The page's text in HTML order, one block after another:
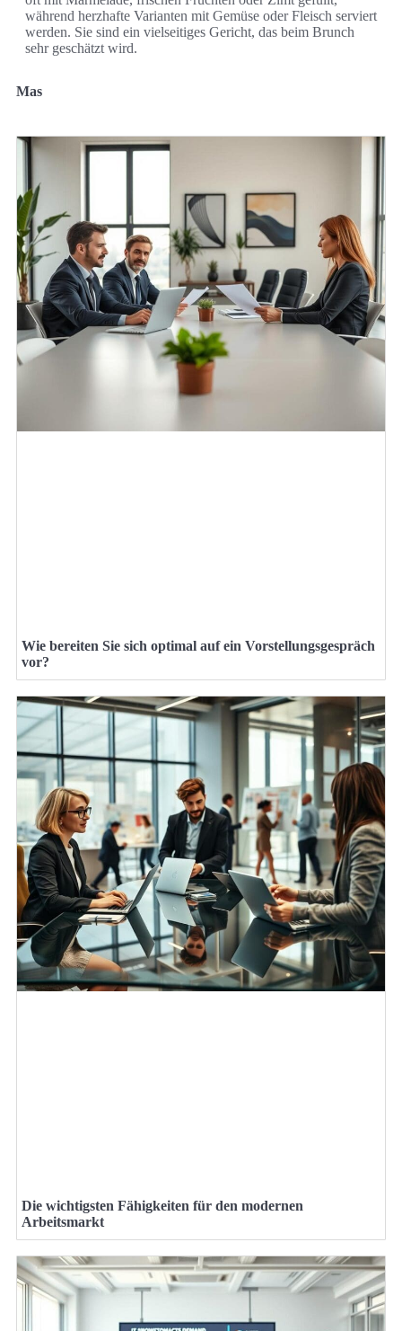
während herzhafte Varianten mit Gemüse oder Fleisch serviert
werden. Sie sind ein vielseitiges Gericht, das beim Brunch
sehr geschätzt wird.
Mas
Wie bereiten Sie sich optimal auf ein Vorstellungsgespräch
vor?
Die wichtigsten Fähigkeiten für den modernen
Arbeitsmarkt